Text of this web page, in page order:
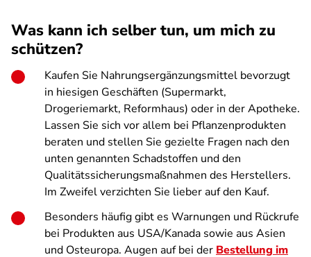
Was kann ich selber tun, um mich zu
schützen?
Kaufen Sie Nahrungsergänzungsmittel bevorzugt
in hiesigen Geschäften (Supermarkt,
Drogeriemarkt, Reformhaus) oder in der Apotheke.
Lassen Sie sich vor allem bei Pflanzenprodukten
beraten und stellen Sie gezielte Fragen nach den
unten genannten Schadstoffen und den
Qualitätssicherungsmaßnahmen des Herstellers.
Im Zweifel verzichten Sie lieber auf den Kauf.
Besonders häufig gibt es Warnungen und Rückrufe
bei Produkten aus USA/Kanada sowie aus Asien
und Osteuropa. Augen auf bei der Bestellung im